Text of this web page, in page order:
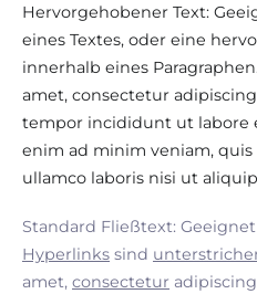
Hervorgehobener Text:
eines Textes, oder eine
innerhalb eines
amet, consectetur
tempor incididunt ut labore
enim ad minim veniam,
ullamco laboris nisi ut
Standard Fließtext:
Hyperlinks sind
amet, consectetur